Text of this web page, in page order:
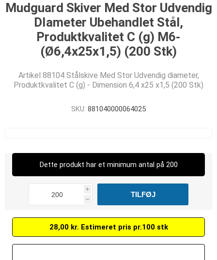
Mudguard Skiver Med Stor Udvendig
DIameter Ubehandlet Stål,
Produktkvalitet C (g) M6-
(Ø6,4x25x1,5) (200 Stk)
Artikel 88104 Stålskive Med Stor Udvendig diameter,
Produktkvalitet C (g) - Dimension 6,4 x25 x1,5 (200 Stk)
SKU: 881040000064025
Dette produkt har et minimum antal på 200
i
h
28,00 kr. Estimeret pris pr.100 stk